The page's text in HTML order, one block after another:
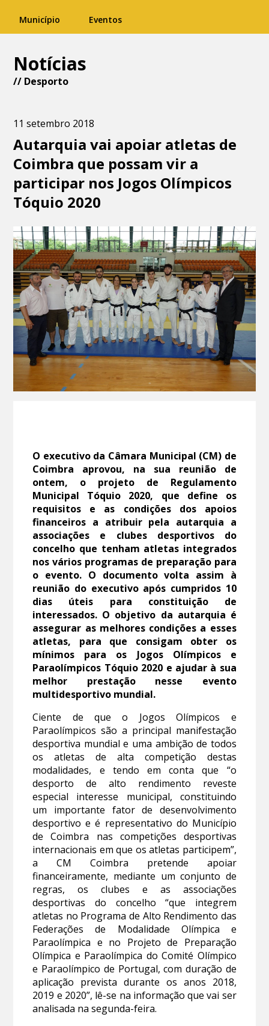
Município Eventos
Notícias
// Desporto
11 setembro 2018
Autarquia vai apoiar atletas de
Coimbra que possam vir a
participar nos Jogos Olímpicos
Tóquio 2020
O executivo da Câmara Municipal (CM) de
Coimbra aprovou, na sua reunião de
ontem, o projeto de Regulamento
Municipal Tóquio 2020, que define os
requisitos e as condições dos apoios
financeiros a atribuir pela autarquia a
associações e clubes desportivos do
concelho que tenham atletas integrados
nos vários programas de preparação para
o evento. O documento volta assim à
reunião do executivo após cumpridos 10
dias úteis para constituição de
interessados. O objetivo da autarquia é
assegurar as melhores condições a esses
atletas, para que consigam obter os
mínimos para os Jogos Olímpicos e
Paraolímpicos Tóquio 2020 e ajudar à sua
melhor prestação nesse evento
multidesportivo mundial.
Ciente de que o Jogos Olímpicos e
Paraolímpicos são a principal manifestação
desportiva mundial e uma ambição de todos
os atletas de alta competição destas
modalidades, e tendo em conta que “o
desporto de alto rendimento reveste
especial interesse municipal, constituindo
um importante fator de desenvolvimento
desportivo e é representativo do Município
de Coimbra nas competições desportivas
internacionais em que os atletas participem”,
a CM Coimbra pretende apoiar
financeiramente, mediante um conjunto de
regras, os clubes e as associações
desportivas do concelho “que integrem
atletas no Programa de Alto Rendimento das
Federações de Modalidade Olímpica e
Paraolímpica e no Projeto de Preparação
Olímpica e Paraolímpica do Comité Olímpico
e Paraolímpico de Portugal, com duração de
aplicação prevista durante os anos 2018,
2019 e 2020”, lê-se na informação que vai ser
analisada na segunda-feira.